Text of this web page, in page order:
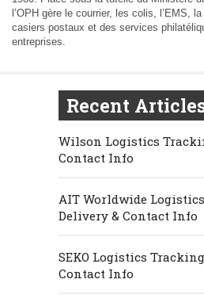
l’OPH gère le courrier, les colis, l’EMS,
casiers postaux et des services
entreprises.
Recent
Wilson Logistics
Contact Info
AIT Worldwide
Delivery & Contact Info
SEKO Logistics
Contact Info